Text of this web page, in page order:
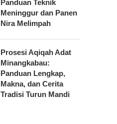
Panduan Teknik
Meninggur dan Panen
Nira Melimpah
Prosesi Aqiqah Adat
Minangkabau:
Panduan Lengkap,
Makna, dan Cerita
Tradisi Turun Mandi